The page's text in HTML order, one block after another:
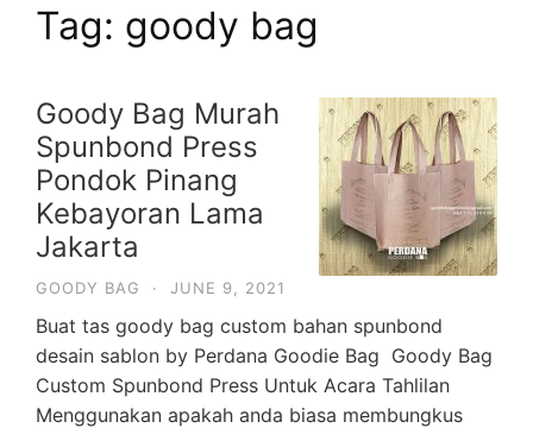
Tag: goody bag
Goody Bag Murah
Spunbond Press
Pondok Pinang
Kebayoran Lama
Jakarta
GOODY BAG · JUNE 9, 2021
Buat tas goody bag custom bahan spunbond
desain sablon by Perdana Goodie Bag Goody Bag
Custom Spunbond Press Untuk Acara Tahlilan
Menggunakan apakah anda biasa membungkus